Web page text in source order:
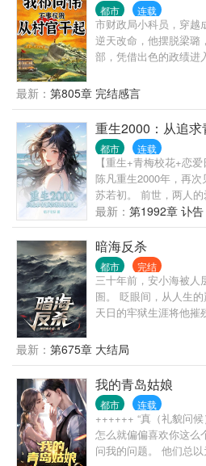
都市 连载
市财政局小科员，穿越
逆天改命，他摆脱梁璐
部，凭借出色的政绩进
最新： 第805章 完结感言
重生2000：从追
都市 连载
【重生+青梅校花+恋
陈凡重生2000年，再
苏若初。 前世，两人
友却因为一场车祸意外
世，陈凡发誓绝不放手
国，给她最完美的爱情
牵着你的手，看尽星河
最新： 第1992章 讣告
暗海反杀
都市 完结
三十年前，安小海被人
圄。 眨眼间，从人生
天日的牢狱生涯将他摧
身上，上天给了重生的
为什么一个大学生会被
此残忍的对待？为什么
自己？ 安小海拼尽全力
去，为了有朝一日沉冤
的危险之间，抽丝剥茧
现出来！ 这一次，安
了，看他如何 绝境反
最新： 第675章 大结局
我的青岛姑娘
都市 连载
++++++ “真（礼貌问
怎么就偏偏喜欢你这么
问我的问题。 他们总